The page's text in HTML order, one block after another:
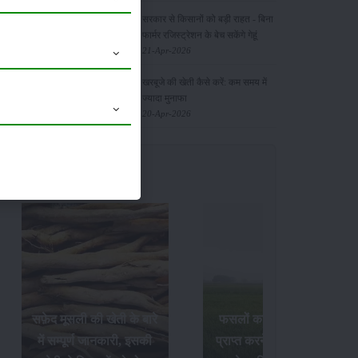
सरकार से किसानों को बड़ी राहत - बिना
फार्मर रजिस्ट्रेशन के बेच सकेंगे गेहूं
21-Apr-2026
खरबूजे की खेती कैसे करें: कम समय में
ज्यादा मुनाफा
20-Apr-2026
फसलों का अधिक उत्पादन
प्राप्त करने के लिए अक्टूबर
Paddy Insects - धान
फसल में लगने वाले